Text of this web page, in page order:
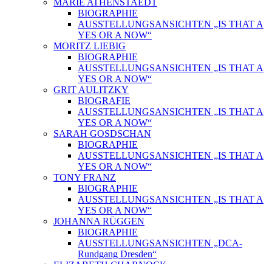
BIOGRAPHIE
AUSSTELLUNGSANSICHTEN „IS THAT A
YES OR A NOW“
MORITZ LIEBIG
BIOGRAPHIE
AUSSTELLUNGSANSICHTEN „IS THAT A
YES OR A NOW“
GRIT AULITZKY
BIOGRAFIE
AUSSTELLUNGSANSICHTEN „IS THAT A
YES OR A NOW“
SARAH GOSDSCHAN
BIOGRAPHIE
AUSSTELLUNGSANSICHTEN „IS THAT A
YES OR A NOW“
TONY FRANZ
BIOGRAPHIE
AUSSTELLUNGSANSICHTEN „IS THAT A
YES OR A NOW“
JOHANNA RÜGGEN
BIOGRAPHIE
AUSSTELLUNGSANSICHTEN „DCA-
Rundgang Dresden“